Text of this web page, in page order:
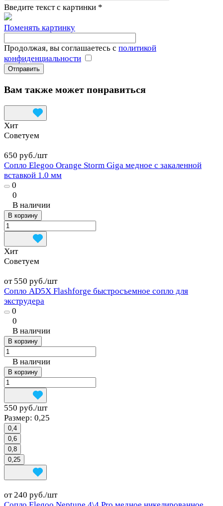
Введите текст с картинки *
Поменять картинку
Продолжая, вы соглашаетесь с политикой
конфиденциальности
Вам также может понравиться
Хит
Советуем
650 руб./шт
Сопло Elegoo Orange Storm Giga медное с закаленной
вставкой 1.0 мм
0
0
В наличии
В корзину
Хит
Советуем
от 550 руб./шт
Сопло AD5X Flashforge быстросъемное сопло для
экструдера
0
0
В наличии
В корзину
В наличии
В корзину
550 руб./шт
Размер: 0,25
0,4
0,6
0,8
0,25
от 240 руб./шт